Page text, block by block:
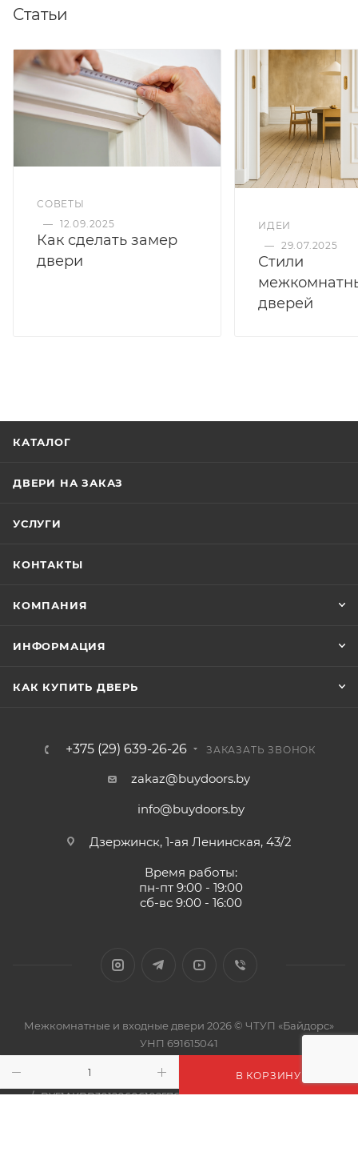
В КОРЗИНУ
Статьи
СОВЕТЫ
— 12.09.2025
Как сделать замер
двери
ИДЕИ
— 29.07.2025
Стили
дверей
КАТАЛОГ
ДВЕРИ НА ЗАКАЗ
УСЛУГИ
КОНТАКТЫ
КОМПАНИЯ
ИНФОРМАЦИЯ
КАК КУПИТЬ ДВЕРЬ
+375 (29) 639-26-26 ЗАКАЗАТЬ ЗВОНОК
zakaz@buydoors.by
info@buydoors.by
Дзержинск, 1-ая Ленинская, 43/2
Время работы:
пн-пт 9:00 - 19:00
сб-вс 9:00 - 16:00
Межкомнатные и входные двери 2026 © ЧТУП «Байдорс»
УНП 691615041
Дзержинск, 1-ая Ленинская, 43/2
р/с BY51AKBB30120606102576000000 в ЦБУ 606 ОАО "АСБ